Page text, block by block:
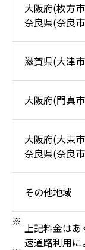
大阪府(枚方
奈良県(奈良
滋賀県(大津
大阪府(門真
大阪府(大東
奈良県(奈良
その他地域
上記料金はあ
速道路利用に